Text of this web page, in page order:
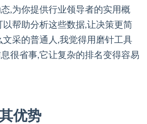
,为你提供行业领导者的实用概
以帮助分析这些数据,让决策更简
采的普通人,我觉得用磨针工具
很省事,它让复杂的排名变得容易
优势